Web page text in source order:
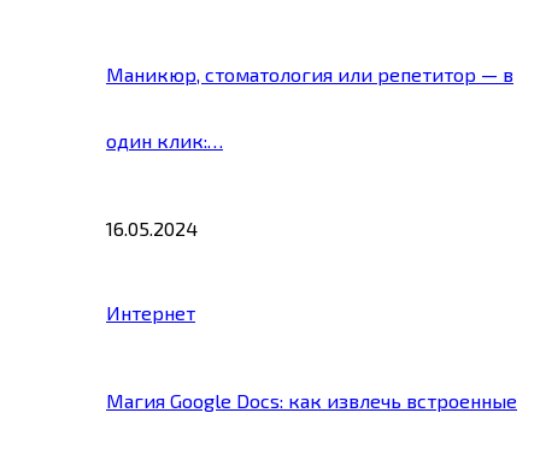
Маникюр, стоматология или репетитор — в
один клик:…
16.05.2024
Интернет
Магия Google Docs: как извлечь встроенные